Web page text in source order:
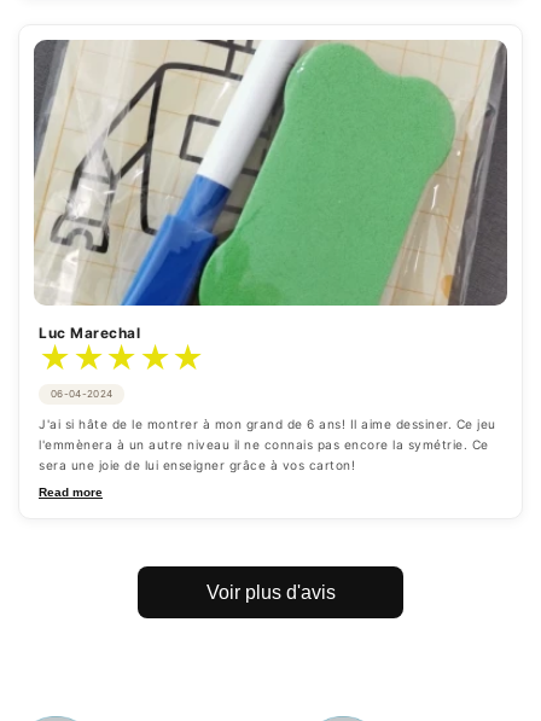
Luc Marechal
★★★★★
06-04-2024
J'ai si hâte de le montrer à mon grand de 6 ans! Il aime dessiner. Ce jeu
l'emmènera à un autre niveau il ne connais pas encore la symétrie. Ce
sera une joie de lui enseigner grâce à vos carton!
Read more
Voir plus d'avis